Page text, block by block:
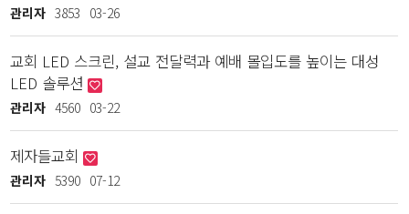
관리자 3853 03-26
교회 LED 스크린, 설교 전달력과 예배 몰입도를 높이는 대성
LED 솔루션
관리자 4560 03-22
제자들교회
관리자 5390 07-12